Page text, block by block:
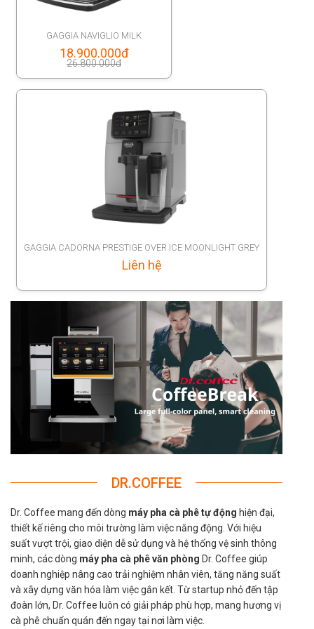
GAGGIA NAVIGLIO MILK
26.800.000đ
Original
was:
26.800.000đ.
18.900.000đ
Current
18.900.000đ.
GAGGIA CADORNA PRESTIGE OVER ICE MOONLIGHT GREY
Liên hệ
DR.COFFEE
Dr. Coffee mang đến dòng máy pha cà phê tự động hiện đại,
thiết kế riêng cho môi trường làm việc năng động. Với hiệu
suất vượt trội, giao diện dễ sử dụng và hệ thống vệ sinh thông
minh, các dòng máy pha cà phê văn phòng Dr. Coffee giúp
doanh nghiệp nâng cao trải nghiệm nhân viên, tăng năng suất
và xây dựng văn hóa làm việc gắn kết. Từ startup nhỏ đến tập
đoàn lớn, Dr. Coffee luôn có giải pháp phù hợp, mang hương vị
cà phê chuẩn quán đến ngay tại nơi làm việc.